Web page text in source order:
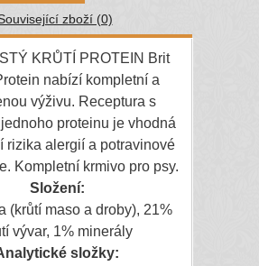
zboží (0)
KRŮTÍ PROTEIN Brit
nabízí kompletní a
výživu. Receptura s
proteinu je vhodná
rizika alergií a potravinové
Kompletní krmivo pro psy.
Složení:
(krůtí maso a droby), 21%
vývar, 1% minerály
složky: